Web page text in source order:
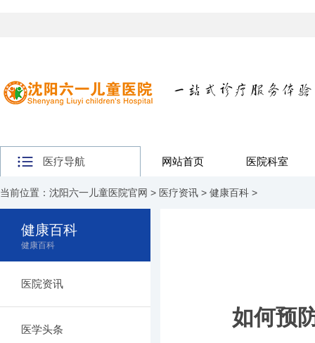
医疗导航 网站首页 医院科室
当前位置： 沈阳六一儿童医院官网 > 医疗资讯 > 健康百科 >
健康百科
健康百科
医院资讯
医学头条
如何预